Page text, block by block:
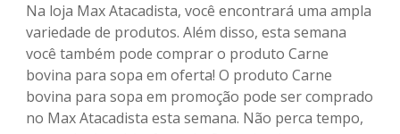
Na loja Max Atacadista, você encontrará uma ampla
variedade de produtos. Além disso, esta semana
você também pode comprar o produto Carne
bovina para sopa em oferta! O produto Carne
bovina para sopa em promoção pode ser comprado
no Max Atacadista esta semana. Não perca tempo,